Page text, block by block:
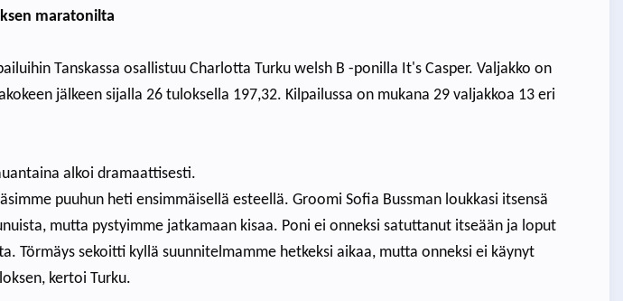
maratonilta
Tanskassa osallistuu Charlotta Turku welsh B -ponilla It's Casper. Valjakko on
jälkeen sijalla 26 tuloksella 197,32. Kilpailussa on mukana 29 valjakkoa 13 eri
alkoi dramaattisesti.
puuhun heti ensimmäisellä esteellä. Groomi Sofia Bussman loukkasi itsensä
mutta pystyimme jatkamaan kisaa. Poni ei onneksi satuttanut itseään ja loput
Törmäys sekoitti kyllä suunnitelmamme hetkeksi aikaa, mutta onneksi ei käynyt
kertoi Turku.